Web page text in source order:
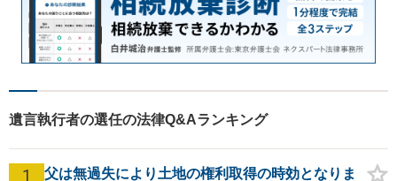
遺言執行者の選任の法律Q&Aランキング
1
父は無過失により土地の権利取得の時効となりま